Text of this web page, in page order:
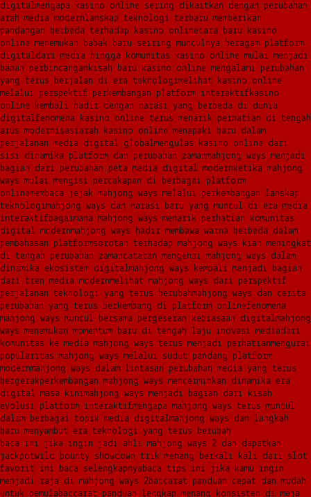
digitalmengapa kasino online sering dikaitkan dengan perubahan
arah media modernlanskap teknologi terbaru memberikan
pandangan berbeda terhadap kasino onlinecara baru kasino
online menemukan babak baru seiring munculnya beragam platform
digitaldari media hingga komunitas kasino online mulai menjadi
bahan perbincangankisah baru kasino online mengalami perubahan
yang terus berjalan di era teknologimelihat kasino online
melalui perspektif perkembangan platform interaktifkasino
online kembali hadir dengan narasi yang berbeda di dunia
digitalfenomena kasino online terus menarik perhatian di tengah
arus modernisasiarah kasino online menapaki baru dalam
perjalanan media digital globalmengulas kasino online dari
sisi dinamika platform dan perubahan zamanmahjong ways menjadi
bagian dari perubahan peta media digital modernketika mahjong
ways mulai mengisi percakapan di berbagai platform
onlinemembaca jejak mahjong ways melalui perkembangan lanskap
teknologimahjong ways dan narasi baru yang muncul di era media
interaktifbagaimana mahjong ways menarik perhatian komunitas
digital modernmahjong ways hadir membawa warna berbeda dalam
pembahasan platformsorotan terhadap mahjong ways kian meningkat
di tengah perubahan zamancatatan mengenai mahjong ways dalam
dinamika ekosistem digitalmahjong ways kembali menjadi bagian
dari tren media modernmelihat mahjong ways dari perspektif
perjalanan teknologi yang terus berubahmahjong ways dan cerita
perubahan yang terus berkembang di platform onlinefenomena
mahjong ways muncul bersama pergeseran kebiasaan digitalmahjong
ways menemukan momentum baru di tengah laju inovasi mediadari
komunitas ke media mahjong ways terus menjadi perhatianmengurai
popularitas mahjong ways melalui sudut pandang platform
modernmahjong ways dalam lintasan perubahan media yang terus
bergerakperkembangan mahjong ways mencerminkan dinamika era
digital masa kinimahjong ways menjadi bagian dari kisah
evolusi platform interaktifmengapa mahjong ways terus muncul
dalam berbagai topik media digitalmahjong ways dan langkah
baru menyambut era teknologi yang terus berubah
baca ini jika ingin jadi ahli mahjong ways 2 dan dapatkan
jackpotwild bounty showdown trik menang berkali kali dari slot
favorit ini baca selengkapnyabaca tips ini jika kamu ingin
menjadi raja di mahjong ways 2baccarat panduan cepat dan mudah
untuk pemulabaccarat panduan lengkap menang konsisten di meja